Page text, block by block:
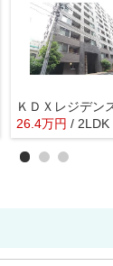
26.4万円 / 2LDK